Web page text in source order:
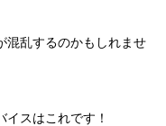
混乱するのかもしれませ
スはこれです！